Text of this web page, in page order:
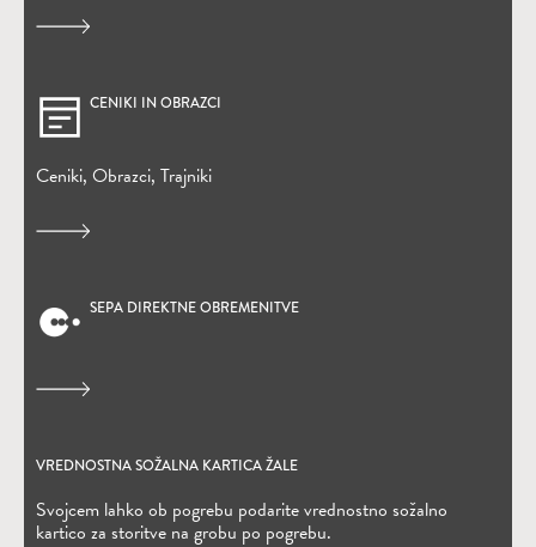
CENIKI IN OBRAZCI
Ceniki, Obrazci, Trajniki
SEPA DIREKTNE OBREMENITVE
(Odpre se v novem oknu)
VREDNOSTNA SOŽALNA KARTICA ŽALE
Svojcem lahko ob pogrebu podarite vrednostno sožalno
kartico za storitve na grobu po pogrebu.
(Odpre se v novem oknu)